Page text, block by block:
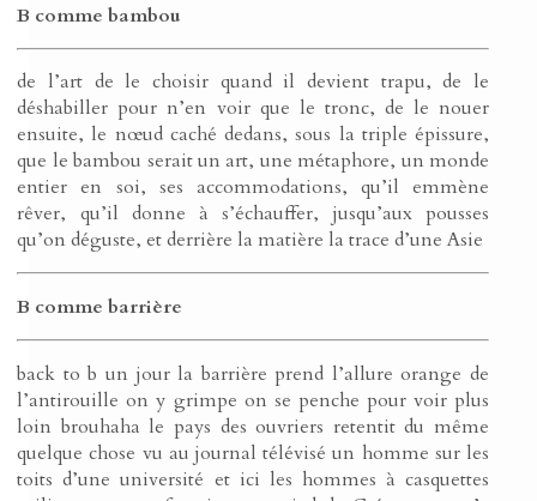
B comme bambou
de l’art de le choisir quand il devient trapu, de le
déshabiller pour n’en voir que le tronc, de le nouer
ensuite, le nœud caché dedans, sous la triple épissure,
que le bambou serait un art, une métaphore, un monde
entier en soi, ses accommodations, qu’il emmène
rêver, qu’il donne à s’échauffer, jusqu’aux pousses
qu’on déguste, et derrière la matière la trace d’une Asie
B comme barrière
back to b un jour la barrière prend l’allure orange de
l’antirouille on y grimpe on se penche pour voir plus
loin brouhaha le pays des ouvriers retentit du même
quelque chose vu au journal télévisé un homme sur les
toits d’une université et ici les hommes à casquettes